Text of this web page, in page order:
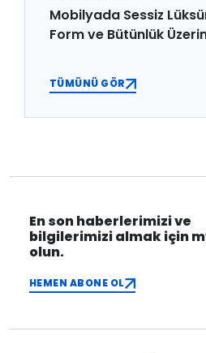
Mobilyada Sessiz
Form ve Bütünlük
TÜMÜNÜ GÖR
En son haberlerimizi ve
bilgilerimizi almak için
olun.
HEMEN ABONE OL